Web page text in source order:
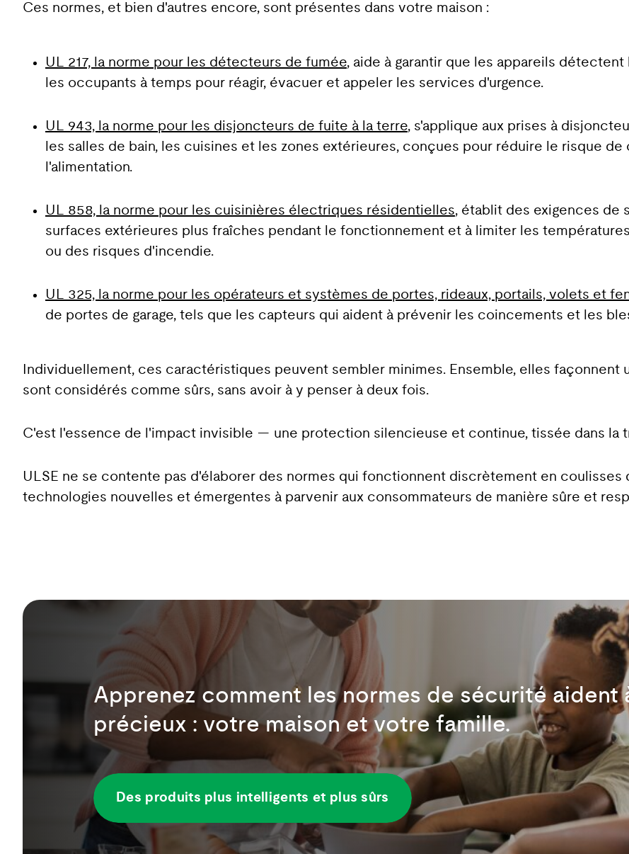
Ces normes, et bien d'autres encore, sont présentes dans votre maison :
UL 217, la norme pour les détecteurs de fumée, aide à garantir que les appareils
les occupants à temps pour réagir, évacuer et appeler les services d'urgence.
UL 943, la norme pour les disjoncteurs de fuite à la terre, s'applique aux prises à
les salles de bain, les cuisines et les zones extérieures, conçues pour réduire le risque
l'alimentation.
UL 858, la norme pour les cuisinières électriques résidentielles, établit des exigences de
surfaces extérieures plus fraîches pendant le fonctionnement et à limiter les
ou des risques d'incendie.
UL 325, la norme pour les opérateurs et systèmes de portes, rideaux, portails, volets et
de portes de garage, tels que les capteurs qui aident à prévenir les coincements et les
Individuellement, ces caractéristiques peuvent sembler minimes. Ensemble, elles façonnent
sont considérés comme sûrs, sans avoir à y penser à deux fois.
C'est l'essence de l'impact invisible — une protection silencieuse et continue, tissée dans la
ULSE ne se contente pas d'élaborer des normes qui fonctionnent discrètement en coulisses
technologies nouvelles et émergentes à parvenir aux consommateurs de manière sûre et
Apprenez comment les normes de sécurité aident
précieux : votre maison et votre famille.
Des produits plus intelligents et plus sûrs